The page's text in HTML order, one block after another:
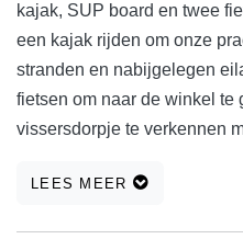
kajak, SUP board en twee
een kajak rijden om onze
stranden en nabijgelegen
fietsen om naar de winkel te
vissersdorpje te verkennen
en een beroemd zoutmeer "Dragon
LEES MEER